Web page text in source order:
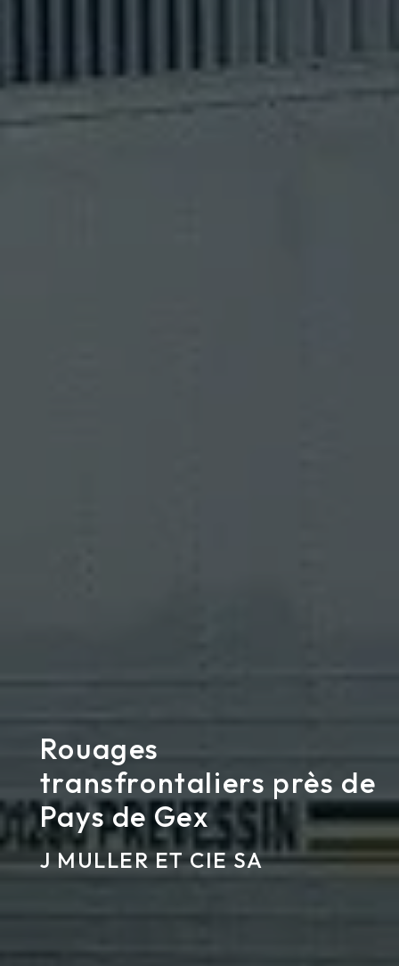
Rouages
transfrontaliers près de
Pays de Gex
J MULLER ET CIE SA